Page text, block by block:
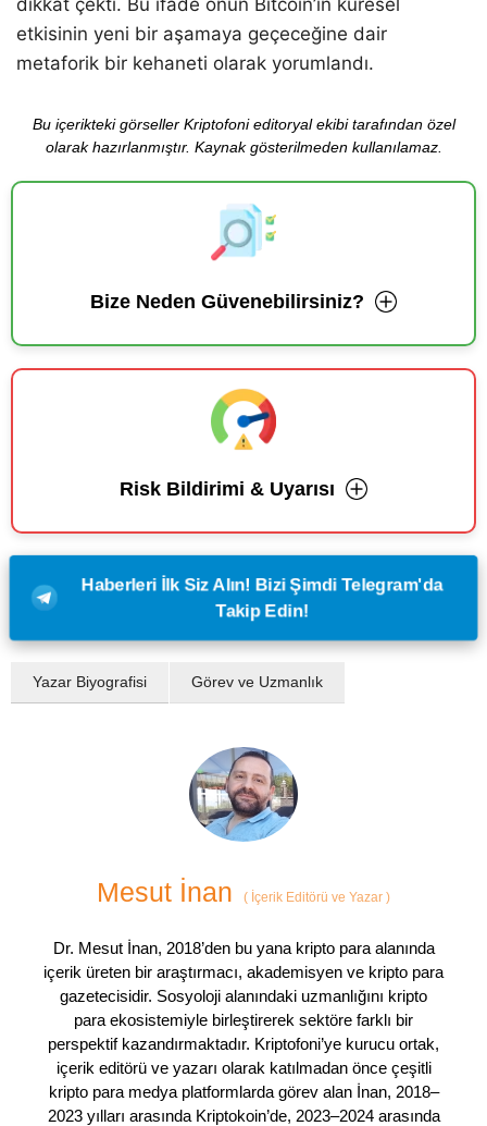
etkisinin yeni bir aşamaya geçeceğine dair
metaforik bir kehaneti olarak yorumlandı.
Bu içerikteki görseller Kriptofoni editoryal ekibi tarafından özel
olarak hazırlanmıştır. Kaynak gösterilmeden kullanılamaz.
Bize Neden Güvenebilirsiniz?
Risk Bildirimi & Uyarısı
Haberleri İlk Siz Alın! Bizi Şimdi Telegram'da
Takip Edin!
Yazar Biyografisi Görev ve Uzmanlık
Mesut İnan ( İçerik Editörü ve Yazar )
Dr. Mesut İnan, 2018’den bu yana kripto para alanında
içerik üreten bir araştırmacı, akademisyen ve kripto para
gazetecisidir. Sosyoloji alanındaki uzmanlığını kripto
para ekosistemiyle birleştirerek sektöre farklı bir
perspektif kazandırmaktadır. Kriptofoni’ye kurucu ortak,
içerik editörü ve yazarı olarak katılmadan önce çeşitli
kripto para medya platformlarda görev alan İnan, 2018–
2023 yılları arasında Kriptokoin’de, 2023–2024 arasında